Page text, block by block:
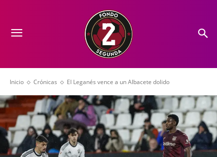
Inicio Crónicas El Leganés vence a un Albacete dolido